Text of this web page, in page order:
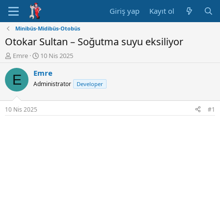
Giriş yap Kayıt ol
Minibüs-Midibüs-Otobüs
Otokar Sultan – Soğutma suyu eksiliyor
K
n
u
y
u
B
a
Emre
B
ş
l
n
ı
10 Nis 2025
E Emre
Administrator Developer
10 Nis 2025 #1